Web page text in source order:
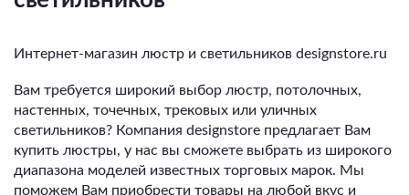
Интернет-магазин люстр и светильников designstore.ru
Вам требуется широкий выбор люстр, потолочных,
настенных, точечных, трековых или уличных
светильников? Компания designstore предлагает Вам
купить люстры, у нас вы сможете выбрать из широкого
диапазона моделей известных торговых марок. Мы
поможем Вам приобрести товары на любой вкус и